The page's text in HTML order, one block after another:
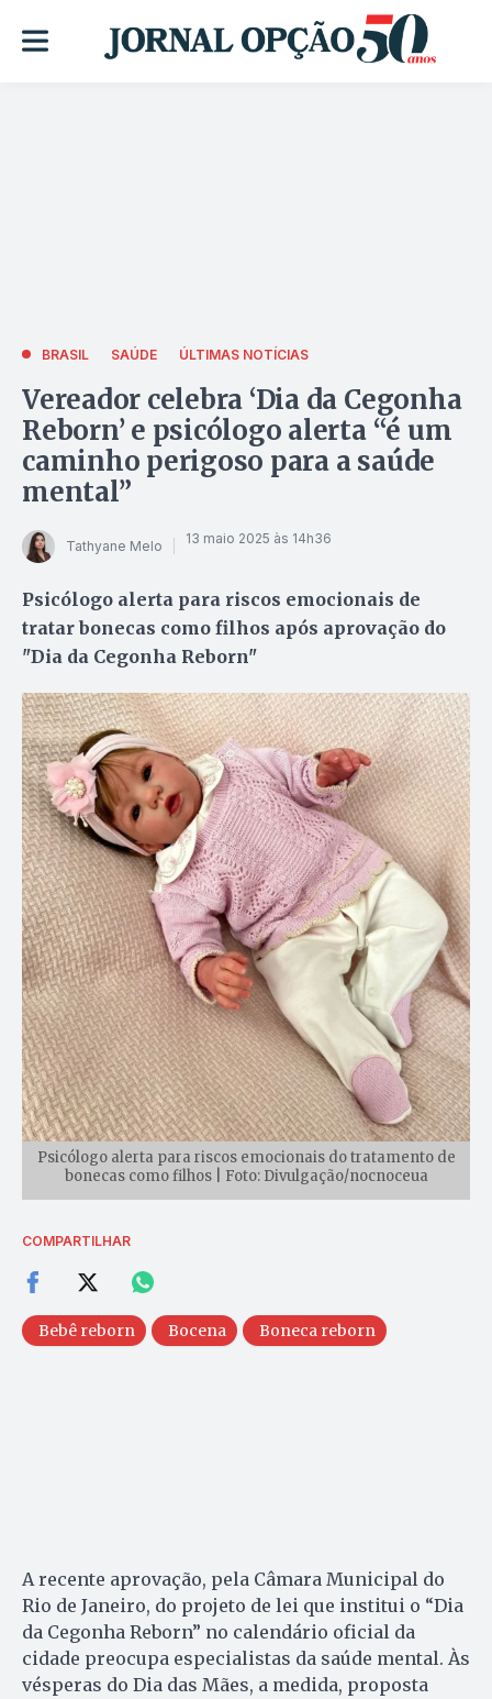
BRASIL SAÚDE ÚLTIMAS NOTÍCIAS
Vereador celebra ‘Dia da Cegonha
Reborn’ e psicólogo alerta “é um
caminho perigoso para a saúde
mental”
Tathyane Melo 13 maio 2025 às 14h36
Psicólogo alerta para riscos emocionais de
tratar bonecas como filhos após aprovação do
"Dia da Cegonha Reborn"
Psicólogo alerta para riscos emocionais do tratamento de
bonecas como filhos | Foto: Divulgação/nocnoceua
COMPARTILHAR
Bebê reborn Bocena Boneca reborn
A recente aprovação, pela Câmara Municipal do
Rio de Janeiro, do projeto de lei que institui o “Dia
da Cegonha Reborn” no calendário oficial da
cidade preocupa especialistas da saúde mental. Às
vésperas do Dia das Mães, a medida, proposta